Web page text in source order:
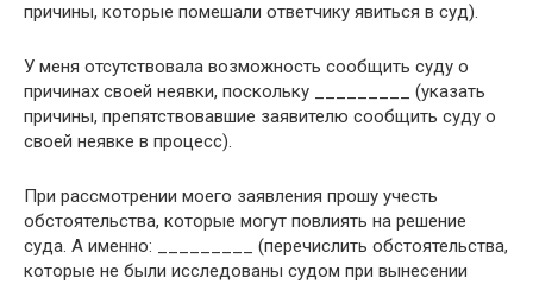
причины, которые помешали ответчику явиться в суд).
У меня отсутствовала возможность сообщить суду о
причинах своей неявки, поскольку _________ (указать
причины, препятствовавшие заявителю сообщить суду о
своей неявке в процесс).
При рассмотрении моего заявления прошу учесть
обстоятельства, которые могут повлиять на решение
суда. А именно: _________ (перечислить обстоятельства,
которые не были исследованы судом при вынесении